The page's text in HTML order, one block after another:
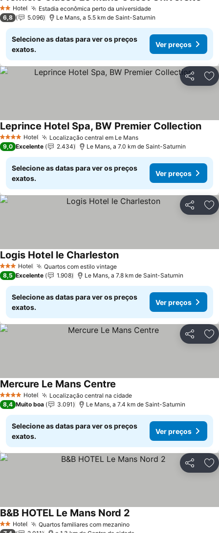
2 Estrelas
Hotel Estadia econômica perto da universidadeVer preços
6,8 5.096 Le Mans, a 5.5 km de Saint-Saturnin
Selecione as datas para ver os preços
exatos.
Ver preços
Partilhar
4 EstrelasHotel Localização central em Le MansVer preços
Leprince Hotel Spa, BW Premier CollectionVer
9,0 Excelente 2.434 Le Mans, a 7.0 km de Saint-Saturnin
Selecione as datas para ver os preços
exatos.
Ver preços
Partilhar
3 EstrelasHotel Quartos com estilo vintageVer preços
Logis Hotel le CharlestonVer preços
8,5 Excelente 1.908 Le Mans, a 7.8 km de Saint-Saturnin
Selecione as datas para ver os preços
exatos.
Ver preços
Partilhar
4 EstrelasHotel Localização central na cidadeVer preços
Mercure Le Mans Centre
8,4 Muito boa 3.091 Le Mans, a 7.4 km de Saint-Saturnin
Selecione as datas para ver os preços
exatos.
Ver preços
Partilhar
2 Estrelas
Hotel Quartos familiares com mezaninoVer preços
B&B HOTEL Le Mans Nord 2